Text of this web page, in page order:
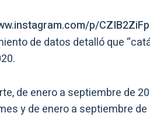
p/
de datos detalló que
de enero a septiembre de
y de enero a septiembre